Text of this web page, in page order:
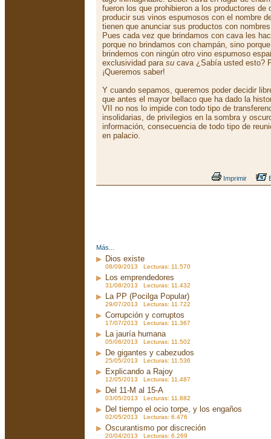
fueron los que prohibieron a los productores de
producir sus vinos espumosos con el nombre
tienen que anunciar sus productos con
Pues cada vez que brindamos con cava les
porque no brindamos con champán, sino
brindemos con ningún otro vino espumoso
exclusividad para su cava ¿Sabía usted esto?
¡Queremos saber!
Y cuando sepamos, queremos poder decidir
que antes el mayor bellaco que ha dado la
VII no nos lo impide con todo tipo de
insolidarias, de privilegios en la sombra y
información, consecuencia de todo tipo de
en palacio.
Imprimir
Más...
Dios existe
08/09/2013 Lecturas: 11.570
Los emprendedores
31/08/2013 Lecturas: 11.432
La PP (Pocilga Popular)
29/07/2013 Lecturas: 11.722
Corrupción y corruptos
17/07/2013 Lecturas: 11.367
La jauría humana
05/06/2013 Lecturas: 11.502
De gigantes y cabezudos
25/05/2013 Lecturas: 11.536
Explicando a Rajoy
12/05/2013 Lecturas: 11.487
Del 11-M al 15-A
03/05/2013 Lecturas: 11.882
Del tiempo el ocio torpe, y los engaños
02/05/2013 Lecturas: 6.476
Oscurantismo por discreción
20/04/2013 Lecturas: 6.269